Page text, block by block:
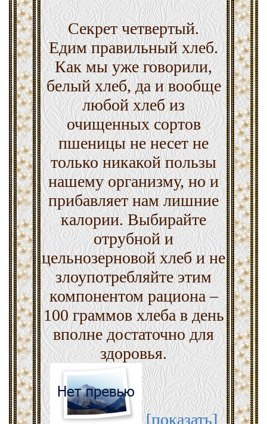
Секрет четвертый.
Едим правильный хлеб.
Как мы уже говорили,
белый хлеб, да и вообще
любой хлеб из
очищенных сортов
пшеницы не несет не
только никакой пользы
нашему организму, но и
прибавляет нам лишние
калории. Выбирайте
отрубной и
цельнозерновой хлеб и не
злоупотребляйте этим
компонентом рациона –
100 граммов хлеба в день
вполне достаточно для
здоровья.
[показать]